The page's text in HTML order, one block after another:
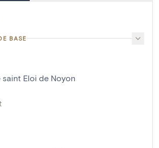
BASE
Eloi de Noyon